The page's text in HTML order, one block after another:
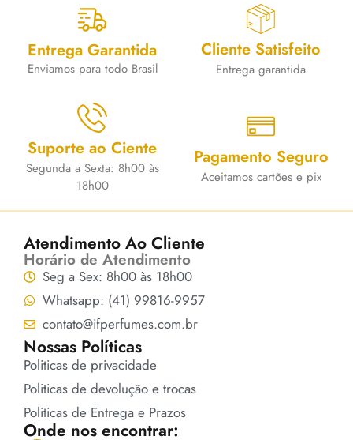
Entrega Garantida
Enviamos para todo Brasil
Cliente Satisfeito
Entrega garantida
Suporte ao Ciente
Segunda a Sexta: 8h00 às
18h00
Pagamento Seguro
Aceitamos cartões e pix
Atendimento Ao Cliente
Horário de Atendimento
Seg a Sex: 8h00 às 18h00
Whatsapp: (41) 99816-9957
contato@ifperfumes.com.br
Nossas Políticas
Politicas de privacidade
Politicas de devolução e trocas
Politicas de Entrega e Prazos
Onde nos encontrar: